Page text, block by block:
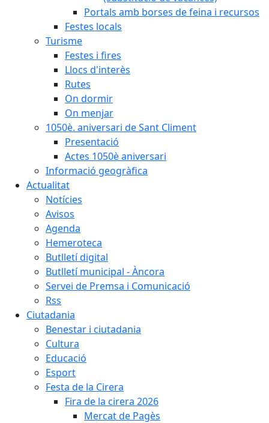
Portals amb borses de feina i recursos
Festes locals
Turisme
Festes i fires
Llocs d'interès
Rutes
On dormir
On menjar
1050è. aniversari de Sant Climent
Presentació
Actes 1050è aniversari
Informació geogràfica
Actualitat
Notícies
Avisos
Agenda
Hemeroteca
Butlletí digital
Butlletí municipal - Àncora
Servei de Premsa i Comunicació
Rss
Ciutadania
Benestar i ciutadania
Cultura
Educació
Esport
Festa de la Cirera
Fira de la cirera 2026
Mercat de Pagès